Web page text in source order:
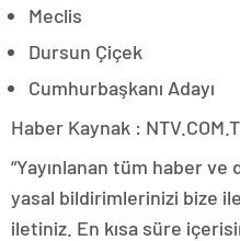
Meclis
Dursun Çiçek
Cumhurbaşkanı Adayı
Haber Kaynak :
“Yayınlanan tüm haber
yasal bildirimlerinizi bize
iletiniz. En kısa süre